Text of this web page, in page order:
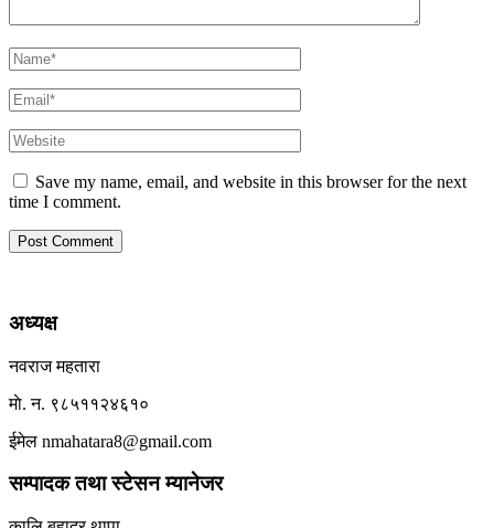
Save my name, email, and website in this browser for the next
time I comment.
अध्यक्ष
नवराज महतारा
माे. न. ९८५११२४६१०
ईमेल nmahatara8@gmail.com
सम्पादक तथा स्टेसन म्यानेजर